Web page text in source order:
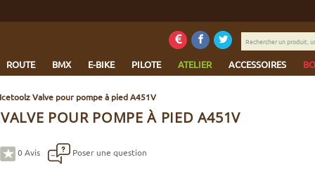
ROUTE BMX E-BIKE PILOTE ATELIER ACCESSOIRES
Rechercher
un
une
marque...
Icetoolz Valve pour pompe à pied A451V
POUR POMPE À PIED A451V
0 Avis Poser une question